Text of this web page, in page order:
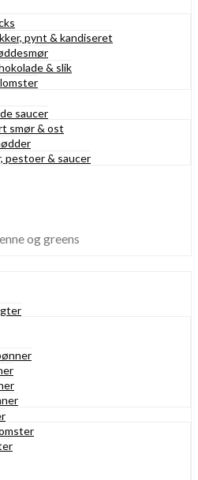
pynt & kandiseret
& slik
saucer
smør & ost
pestoer & saucer